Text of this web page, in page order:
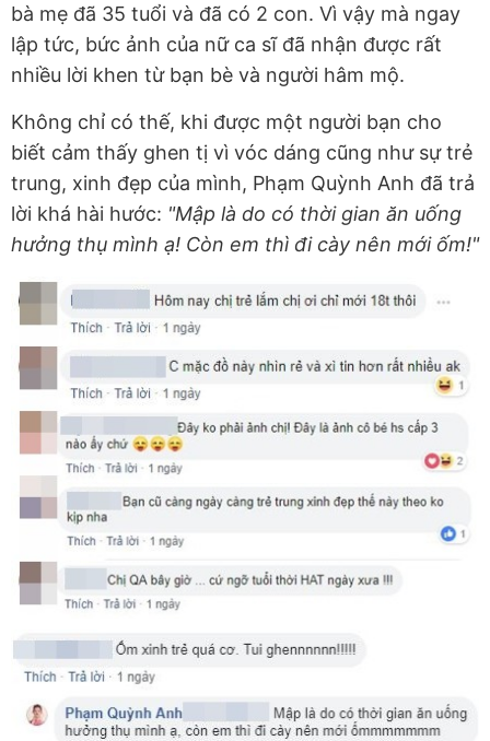
bà mẹ đã 35 tuổi và đã có 2 con. Vì vậy mà ngay
lập tức, bức ảnh của nữ ca sĩ đã nhận được rất
nhiều lời khen từ bạn bè và người hâm mộ.
Không chỉ có thế, khi được một người bạn cho
biết cảm thấy ghen tị vì vóc dáng cũng như sự trẻ
trung, xinh đẹp của mình, Phạm Quỳnh Anh đã trả
lời khá hài hước: "Mập là do có thời gian ăn uống
hưởng thụ mình ạ! Còn em thì đi cày nên mới ốm!"